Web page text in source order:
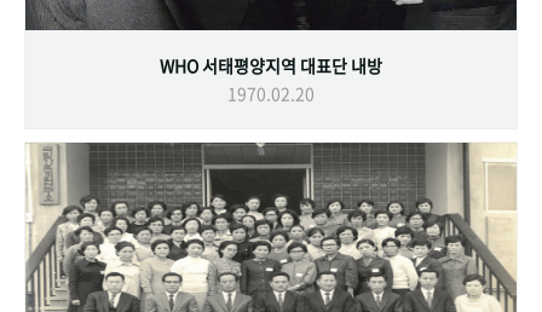
WHO 서태평양지역 대표단 내방
1970.02.20